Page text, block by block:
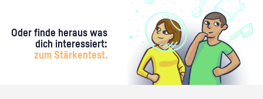
Oder finde heraus was
dich interessiert:
zum Stärkentest.